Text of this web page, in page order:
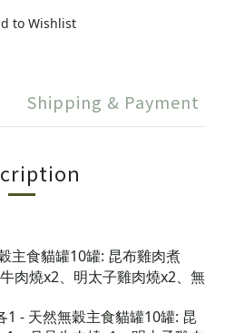
to Wishlist
Shipping & Payment
主食貓罐10罐: 昆布雞肉煮
肉燒x2、明太子雞肉燒x2、無
1 - 天然無穀主食貓罐10罐: 昆